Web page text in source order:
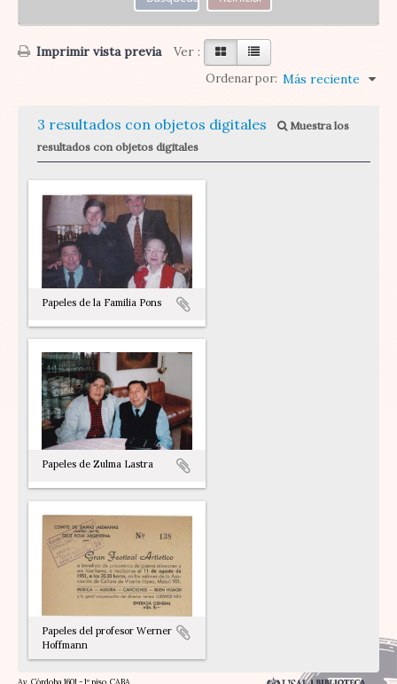
Imprimir vista previa Ver :
Ordenar por: Más reciente
3 resultados con objetos digitales
Muestra los
resultados con objetos digitales
Papeles de la Familia Pons
Papeles de Zulma Lastra
Papeles del profesor Werner
Hoffmann